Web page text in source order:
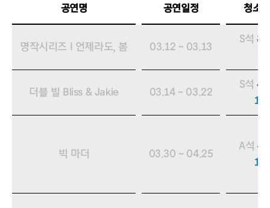
공연명 공연일정 청소
[종료됨]
명작시리즈 I 언제라도, 봄 03.12 ~ 03.13
S석
[종료됨]
더블 빌 Bliss & Jakie 03.14 ~ 03.22
S석
[종료됨]
빅 마더 03.30 ~ 04.25
A석